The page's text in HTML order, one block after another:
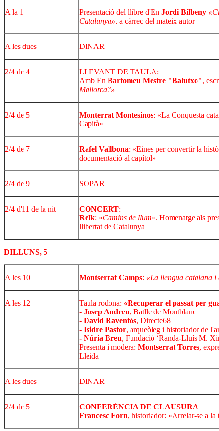
A la 1 Presentació del llibre d'En Jordi Bilbeny
Catalunya», a càrrec del mateix autor
A les dues DINAR
2/4 de 4
LLEVANT DE TAULA:
Amb En Bartomeu Mestre "Balutxo",
Mallorca?»
2/4 de 5 Monterrat Montesinos: «La Conquesta
Capità»
2/4 de 7 Rafel Vallbona: «Eines per convertir la
documentació al capítol»
2/4 de 9 SOPAR
2/4 d'11 de la nit CONCERT:
Relk: «Camins de llum». Homenatge als
llibertat de Catalunya
DILLUNS, 5
A les 10 Montserrat Camps: «La llengua catalana i
A les 12 Taula rodona: «Recuperar el passat per
- Josep Andreu, Batlle de Montblanc
- David Raventós, Directe68
- Isidre Pastor, arqueòleg i historiador de
- Núria Breu, Fundació ‘Randa-Lluís M.
Presenta i modera: Montserrat Torres,
Lleida
A les dues DINAR
2/4 de 5
CONFERÈNCIA DE CLAUSURA
Francesc Forn, historiador: «Arrelar-se a la